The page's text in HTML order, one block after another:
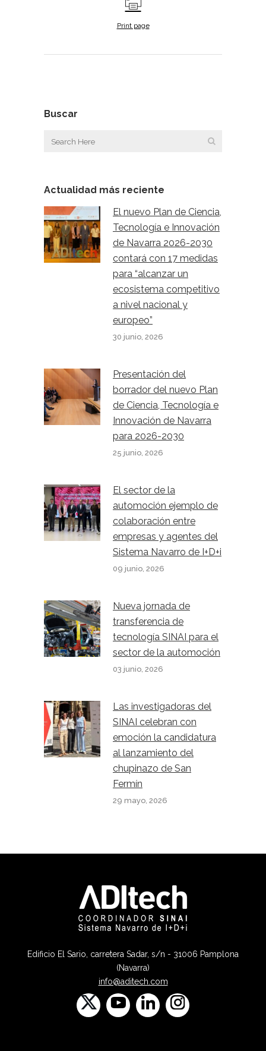
Print page
Buscar
Actualidad más reciente
El nuevo Plan de Ciencia,
Tecnología e Innovación
de Navarra 2026-2030
contará con 17 medidas
para “alcanzar un
ecosistema competitivo
a nivel nacional y
europeo”
30 junio, 2026
Presentación del
borrador del nuevo Plan
de Ciencia, Tecnología e
Innovación de Navarra
para 2026-2030
25 junio, 2026
El sector de la
automoción ejemplo de
colaboración entre
empresas y agentes del
Sistema Navarro de I+D+i
09 junio, 2026
Nueva jornada de
transferencia de
tecnología SINAI para el
sector de la automoción
03 junio, 2026
Las investigadoras del
SINAI celebran con
emoción la candidatura
al lanzamiento del
chupinazo de San
Fermín
29 mayo, 2026
Edificio El Sario, carretera Sadar, s/n - 31006 Pamplona
(Navarra)
info@aditech.com